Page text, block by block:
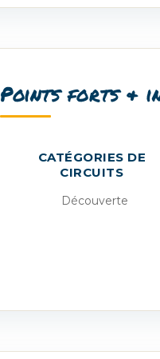
Points forts &
CATÉGORIES DE
CIRCUITS
Découverte